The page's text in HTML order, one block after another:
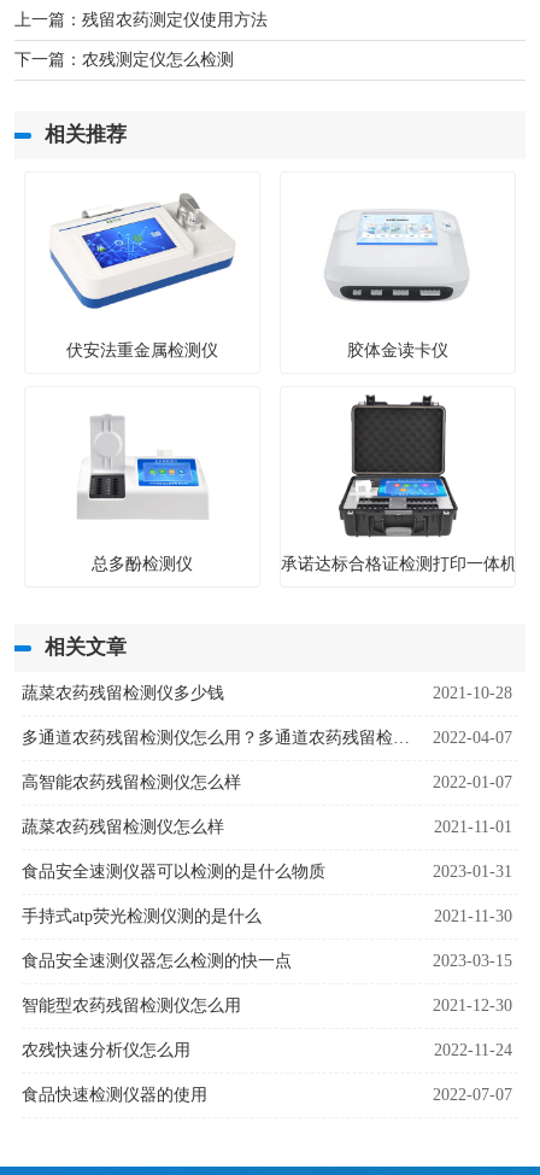
上一篇： 残留农药测定仪使用方法
下一篇： 农残测定仪怎么检测
相关推荐
伏安法重金属检测仪 胶体金读卡仪
总多酚检测仪 承诺达标合格证检测打印一体机
相关文章
蔬菜农药残留检测仪多少钱 2021-10-28
多通道农药残留检测仪怎么用？多通道农药残留检测仪流程步骤 2022-04-07
高智能农药残留检测仪怎么样 2022-01-07
蔬菜农药残留检测仪怎么样 2021-11-01
食品安全速测仪器可以检测的是什么物质 2023-01-31
手持式atp荧光检测仪测的是什么 2021-11-30
食品安全速测仪器怎么检测的快一点 2023-03-15
智能型农药残留检测仪怎么用 2021-12-30
农残快速分析仪怎么用 2022-11-24
食品快速检测仪器的使用 2022-07-07